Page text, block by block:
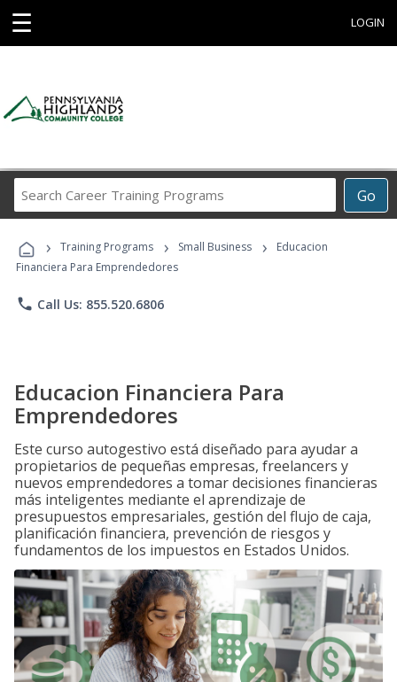
☰ LOGIN
Go
Career
Programs
› Training Programs › Small Business ›
Educacion
Financiera Para Emprendedores
phone Call Us: 855.520.6806
Educacion Financiera Para
Emprendedores
Este curso autogestivo está diseñado para ayudar a
propietarios de pequeñas empresas, freelancers y
nuevos emprendedores a tomar decisiones financieras
más inteligentes mediante el aprendizaje de
presupuestos empresariales, gestión del flujo de caja,
planificación financiera, prevención de riesgos y
fundamentos de los impuestos en Estados Unidos.